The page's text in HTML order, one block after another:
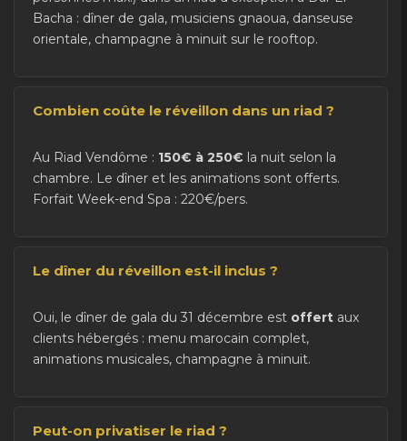
Bacha : dîner de gala, musiciens gnaoua, danseuse
orientale, champagne à minuit sur le rooftop.
Combien coûte le réveillon dans un riad ?
Au Riad Vendôme : 150€ à 250€ la nuit selon la
chambre. Le dîner et les animations sont offerts.
Forfait Week-end Spa : 220€/pers.
Le dîner du réveillon est-il inclus ?
Oui, le dîner de gala du 31 décembre est offert aux
clients hébergés : menu marocain complet,
animations musicales, champagne à minuit.
Peut-on privatiser le riad ?